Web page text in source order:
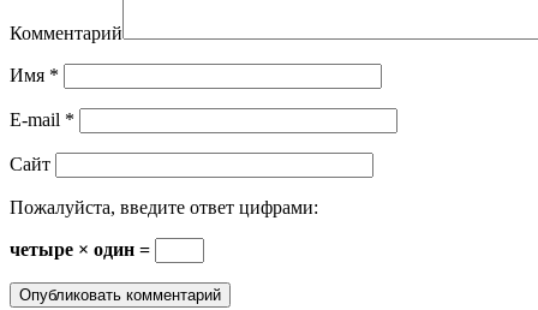
Комментарий
Имя *
E-mail *
Сайт
Пожалуйста, введите ответ цифрами:
четыре × один =